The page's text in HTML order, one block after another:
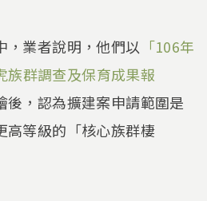
，業者說明，他們以 「106年
族群調查及保育成果報
後，認為擴建案申請範圍是
高等級的「核心族群棲